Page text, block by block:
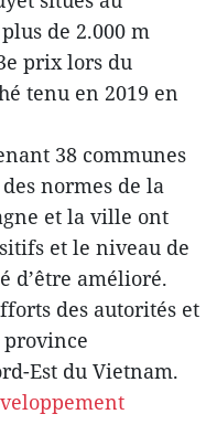
de 2.000 m
prix lors du
tenu en 2019 en
38 communes
normes de la
et la ville ont
et le niveau de
d’être amélioré.
des autorités et
province
Est du Vietnam.